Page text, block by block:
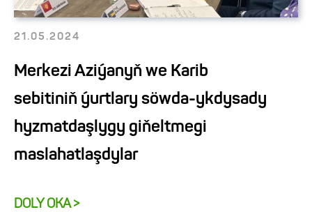
21.05.2024
Merkezi Aziýanyň we Karib
sebitiniň ýurtlary söwda-ykdysady
hyzmatdaşlygy giňeltmegi
maslahatlaşdylar
DOLY OKA >